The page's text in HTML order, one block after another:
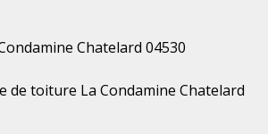
Chatelard 04530
de toiture La Condamine Chatelard